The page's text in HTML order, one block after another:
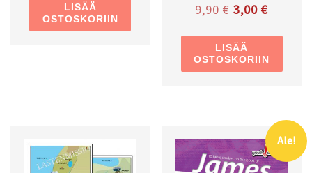
LISÄÄ
OSTOSKORIIN
9,90€ 3,00€
LISÄÄ
OSTOSKORIIN
Ale!